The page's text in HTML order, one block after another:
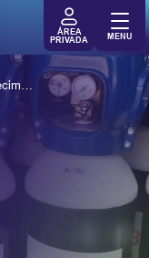
ÁREA
PRIVADA
MENU
Tipos de fornecimento de gás